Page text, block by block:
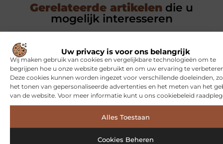
Uw privacy is voor ons belangrijk
Wij maken gebruik van cookies en vergelijkbare technologieën om te
begrijpen hoe u onze website gebruikt en om uw ervaring te
Deze cookies kunnen worden ingezet voor verschillende doeleinden,
het tonen van gepersonaliseerde advertenties en het meten van het
van de website. Voor meer informatie kunt u ons cookiebeleid
Alles Toestaan
Cookies Beheren
Gerelateerde artikelen die u
mogelijk interesseren
Symbiont360: Innovatieve EMS-training in Utrecht voor een